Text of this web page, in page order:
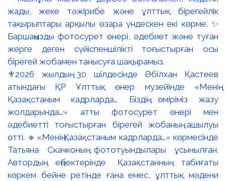
⚜️2026 жылдың 30 шілдесінде Әбілхан Қастеев
атындағы ҚР Ұлттық өнер музейінде «Менің
Қазақстаным кадрларда… Біздің өміріміз жазу
жолдарында…» атты фотосурет өнері мен
әдебиетті тоғыстырған бірегей жобаның ашылуы
өтті. 🔹«Менің Қазақстаным кадрларда…» көрмесінде
Татьяна Скачконың фототуындылары ұсынылған.
Автордың еңбектерінде Қазақстанның табиғаты
көркем бейне ретінде ғана емес, ұлттық мәдени